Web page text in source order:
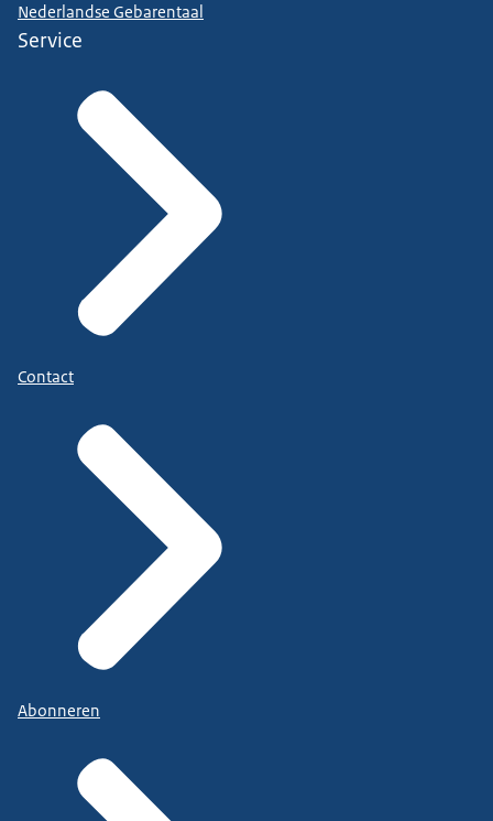
Nederlandse Gebarentaal
Service
Contact
Abonneren